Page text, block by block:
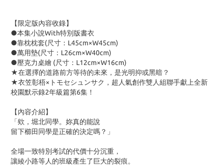
【限定版內容收錄】
●本集小說With特別版書衣
●靠枕枕套(尺寸：L45cm×W45cm)
●萬用墊(尺寸：L26cm×W40cm)
●壓克力桌繪 (尺寸：L12cm×W16cm)
★在選擇的道路前方等待的未來，是光明抑或黑暗？
★衣笠彰梧×トモセシュンサク，超人氣創作雙人組聯手獻上全新
校園默示錄2年級篇第6集！
【內容介紹】
「欸，堀北同學。妳真的能說
留下櫛田同學是正確的決定嗎？」
全場一致特別考試的代價十分沉重，
讓綾小路等人的班級產生了巨大的裂痕。